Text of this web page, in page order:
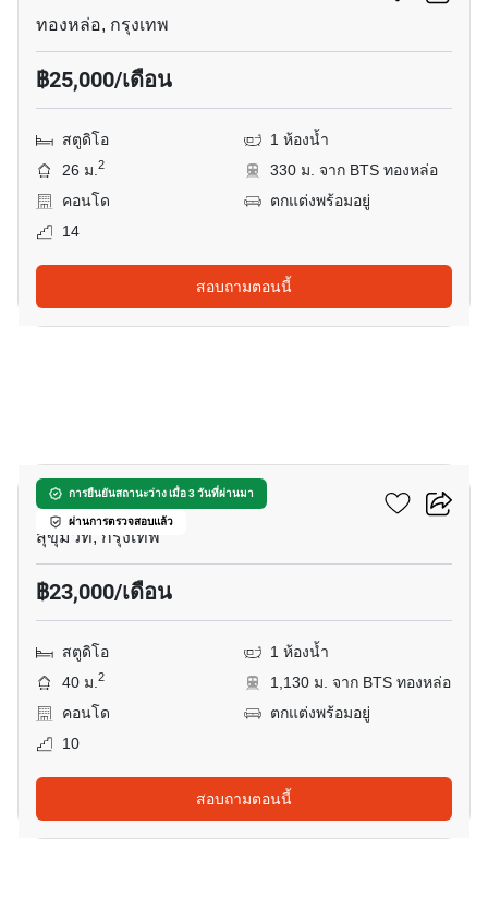
ทองหล่อ, กรุงเทพ
฿25,000/เดือน
สตูดิโอ
1 ห้องน้ำ
26 ม.2
330 ม. จาก BTS ทองหล่อ
คอนโด
ตกแต่งพร้อมอยู่
14
สอบถามตอนนี้
การยืนยันสถานะว่าง เมื่อ 3 วันที่ผ่านมา
ผ่านการตรวจสอบแล้ว
ดิ แอลโคฟ ทองหล่อ 10
สุขุมวิท, กรุงเทพ
฿23,000/เดือน
สตูดิโอ
1 ห้องน้ำ
40 ม.2
1,130 ม. จาก BTS ทองหล่อ
คอนโด
ตกแต่งพร้อมอยู่
10
สอบถามตอนนี้